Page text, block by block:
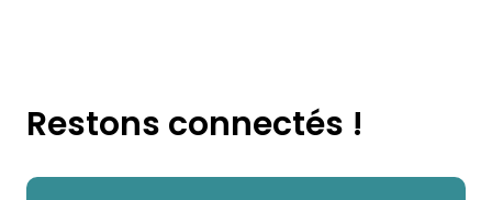
Restons connectés !